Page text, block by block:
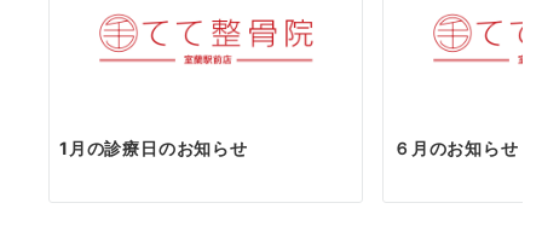
1月の診療日のお知らせ ６月のお知らせ